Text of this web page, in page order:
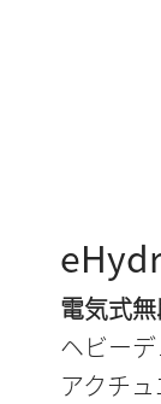
電気式
ヘビー
アクチ